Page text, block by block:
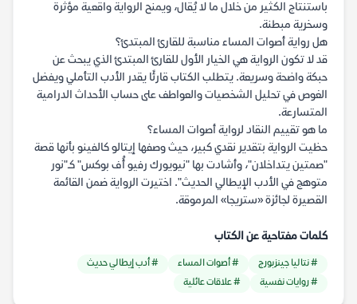
باستنتاج الكثير من خلال ما لا يُقال، ويمنح الرواية واقعية مؤثرة
وسخرية مبطنة.
هل رواية أصوات المساء مناسبة للقارئ المبتدئ؟
قد لا تكون الرواية هي الخيار الأول للقارئ المبتدئ الذي يبحث عن
حبكة واضحة وسريعة. يتطلب الكتاب قارئًا يقدر الأدب التأملي ويفضل
الغوص في تحليل الشخصيات والعواطف على حساب الأحداث الدرامية
المتسارعة.
ما هو تقييم النقاد لرواية أصوات المساء؟
حظيت الرواية بتقدير نقدي كبير، حيث وصفها إيتالو كالفينو بأنها قصة
"صمتين يتداخلان"، وأشادت بها "نيويورك رفيو أُف بوكس" كـ"نور
متوهج في الأدب الإيطالي الحديث". اختيرت الرواية ضمن القائمة
القصيرة لجائزة «ستريجا» المرموقة.
كلمات مفتاحية عن الكتاب
# نتاليا جينزبورج # أصوات المساء
# أدب إيطالي حديث
# روايات نفسية
# علاقات عائلية